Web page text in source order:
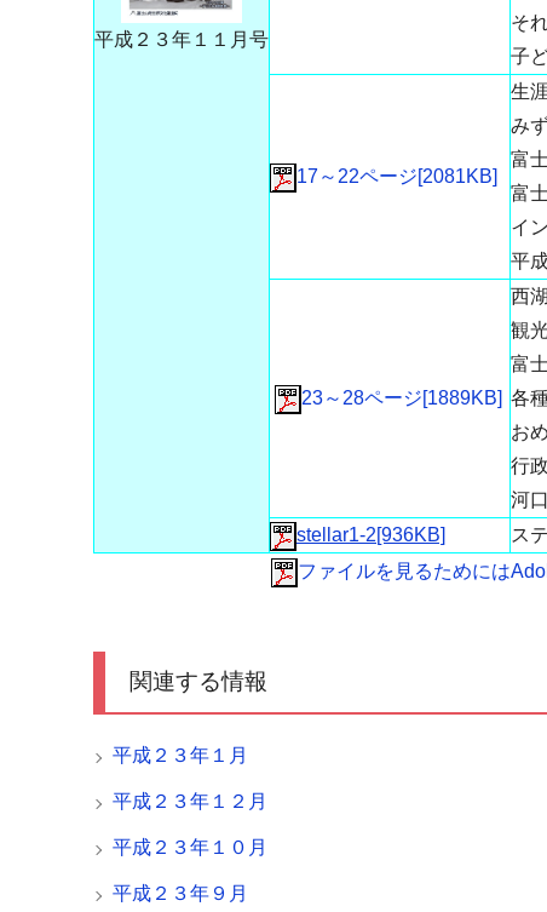
平成２３年１１月号
そ
子
17～22ページ[2081KB]
生
み
富
富
イ
平
23～28ページ[1889KB]
西
観
富
各
お
行
河
stellar1-2[936KB]
ス
ファイルを見るためには
関連する情報
平成２３年１月
平成２３年１２月
平成２３年１０月
平成２３年９月